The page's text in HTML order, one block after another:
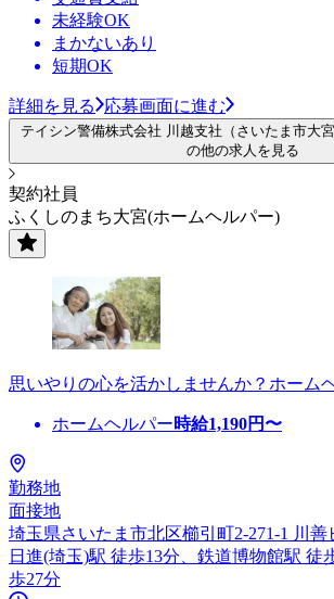
未経験OK
まかないあり
短期OK
詳細を見る 応募画面に進む
テイシン警備株式会社 川越支社（さいたま市大
の他の求人を見る
契約社員
ふくしのまち大宮(ホームヘルパー)
思いやりの心を活かしませんか？ホーム
ホームヘルパー時給1,190円〜
勤務地
面接地
埼玉県さいたま市北区櫛引町2-271-1 川善
日進(埼玉)駅 徒歩13分、鉄道博物館駅 徒
歩27分